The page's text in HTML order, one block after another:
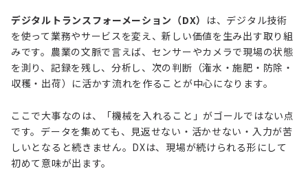
デジタルトランスフォーメーション（DX） は、デジタル技術
を使って業務やサービスを変え、新しい価値を生み出す取り組
みです。農業の文脈で言えば、センサーやカメラで現場の状態
を測り、記録を残し、分析し、次の判断（潅水・施肥・防除・
収穫・出荷）に活かす流れを作ることが中心になります。
ここで大事なのは、「機械を入れること」がゴールではない点
です。データを集めても、見返せない・活かせない・入力が苦
しいとなると続きません。DXは、現場が続けられる形にして
初めて意味が出ます。